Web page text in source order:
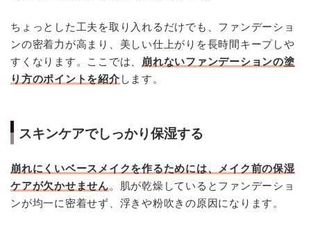
ちょっとした工夫を取り入れるだけでも、ファンデーショ
ンの密着力が高まり、美しい仕上がりを長時間キープしや
すくなります。ここでは、
崩れないファンデーションの塗
り方のポイントを紹介 します。
スキンケアでしっかり保湿する
崩れにくいベースメイクを作るためには、メイク前の保湿
ケアが欠かせません。肌が乾燥しているとファンデーショ
ンが均一に密着せず、浮きや粉吹きの原因になります。